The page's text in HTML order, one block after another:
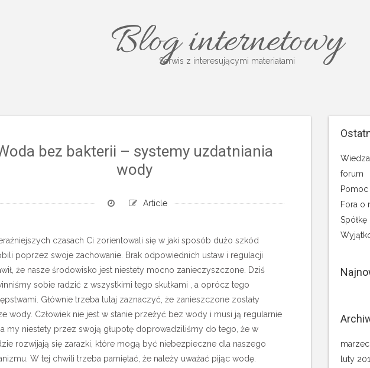
Blog internetowy
Serwis z interesującymi materiałami
bez bakterii – systemy uzdatniania
wody
Article
czasach Ci zorientowali się w jaki sposób dużo szkód
poprzez swoje zachowanie. Brak odpowiednich ustaw i regulacji
że nasze środowisko jest niestety mocno zanieczyszczone. Dziś
sobie radzić z wszystkimi tego skutkami , a oprócz tego
Głównie trzeba tutaj zaznaczyć, że zanieszczone zostały
wody. Człowiek nie jest w stanie przeżyć bez wody i musi ją regularnie
my niestety przez swoją głupotę doprowadziliśmy do tego, że w
rozwijają się zarazki, które mogą być niebezpieczne dla naszego
W tej chwili trzeba pamiętać, że należy uważać pijąc wodę.
forum
Fora o
Spółkę
luty